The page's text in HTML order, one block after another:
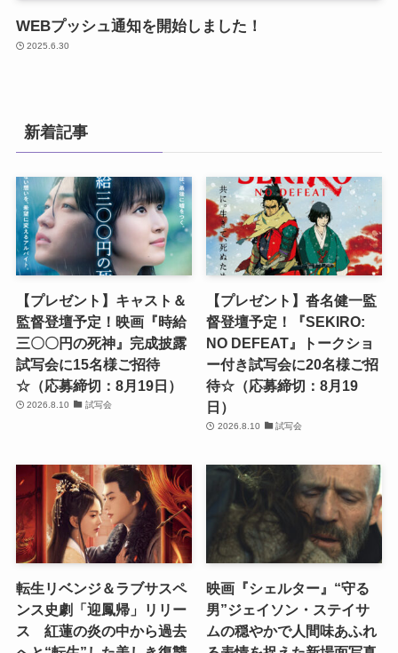
WEBプッシュ通知を開始しました！
2025.6.30
新着記事
【プレゼント】キャスト＆
監督登壇予定！映画『時給
三〇〇円の死神』完成披露
試写会に15名様ご招待
☆（応募締切：8月19日）
2026.8.10 試写会
【プレゼント】沓名健一監
督登壇予定！『SEKIRO:
NO DEFEAT』トークショ
ー付き試写会に20名様ご招
待☆（応募締切：8月19
日）
2026.8.10 試写会
転生リベンジ＆ラブサスペ
ンス史劇「迎鳳帰」リリー
ス 紅蓮の炎の中から過去
映画『シェルター』“守る
男”ジェイソン・ステイサ
ムの穏やかで人間味あふれ